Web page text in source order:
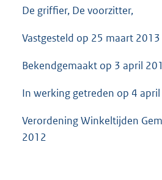
De griffier, De voorzitter,
Vastgesteld op 25 maart 2013
Bekendgemaakt op 3 april
In werking getreden op 4
Verordening Winkeltijden
2012